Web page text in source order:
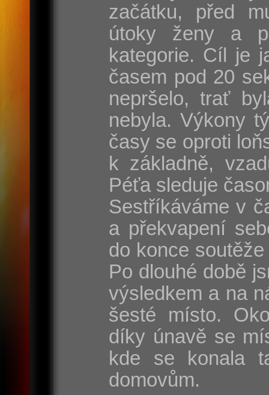
začátku, před
útoky ženy a
kategorie. Cíl je
časem pod 20
nepršelo, trať
nebyla. Výkony
časy se oproti
k základně,
Péťa sleduje
Sestříkáváme v
a překvapení
do konce
Po dlouhé době
výsledkem a na
šesté místo.
díky únavě se
kde se konala
domovům.